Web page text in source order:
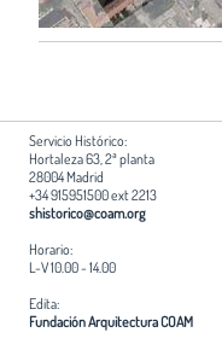
Servicio Histórico:
Hortaleza 63, 2ª planta
28004 Madrid
+34 915951500 ext 2213
shistorico@coam.org
Horario:
L-V 10.00 - 14.00
Edita:
Fundación Arquitectura COAM